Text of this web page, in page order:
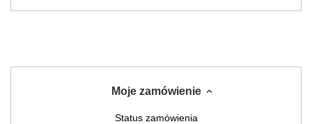
Moje zamówienie
Status zamówienia